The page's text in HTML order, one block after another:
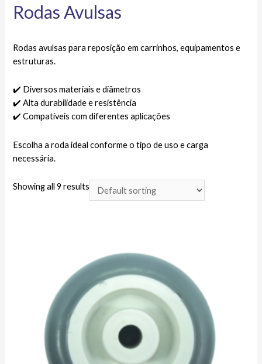
Rodas Avulsas
Rodas avulsas para reposição em carrinhos, equipamentos e
estruturas.
✔️ Diversos materiais e diâmetros
✔️ Alta durabilidade e resistência
✔️ Compatíveis com diferentes aplicações
Escolha a roda ideal conforme o tipo de uso e carga
necessária.
Showing all 9 results